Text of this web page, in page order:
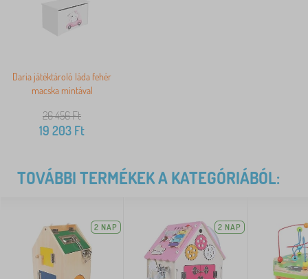
Daria játéktároló láda fehér
macska mintával
26 456Ft
19 203 Ft
TOVÁBBI TERMÉKEK A KATEGÓRIÁBÓL:
2 NAP 2 NAP